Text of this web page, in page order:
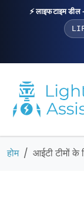
⚡ लाइफटाइम
होम आईटी टीमों के